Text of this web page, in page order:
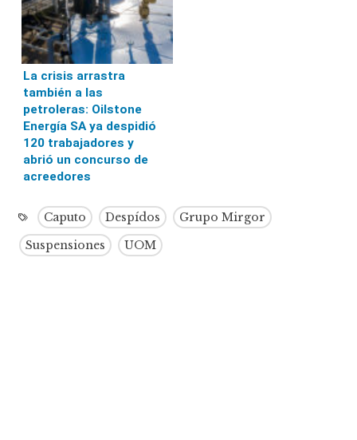
La crisis arrastra
también a las
petroleras: Oilstone
Energía SA ya despidió
120 trabajadores y
abrió un concurso de
acreedores
Caputo Despídos
Grupo Mirgor
Suspensiones
UOM